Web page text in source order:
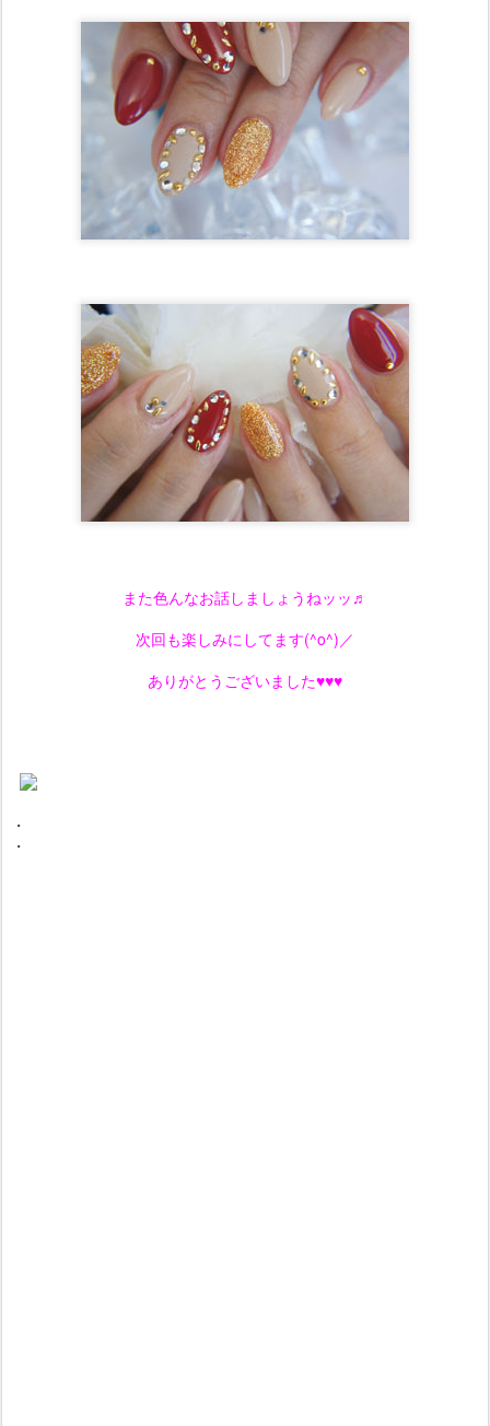
また色んなお話しましょうねッッ♬
次回も楽しみにしてます(^o^)／
ありがとうございました♥♥♥
・
・